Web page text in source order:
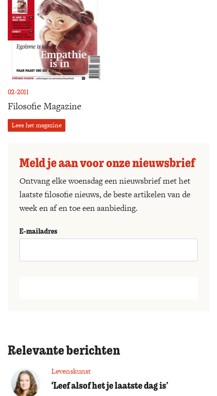
02-2011
Filosofie Magazine
Lees het magazine
Meld je aan voor onze nieuwsbrief
Ontvang elke woensdag een nieuwsbrief met het
laatste filosofie nieuws, de beste artikelen van de
week en af en toe een aanbieding.
E-mailadres
Relevante berichten
Levenskunst
‘Leef alsof het je laatste dag is’